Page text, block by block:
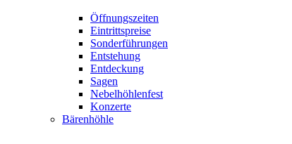
Öffnungszeiten
Eintrittspreise
Sonderführungen
Entstehung
Entdeckung
Sagen
Nebelhöhlenfest
Konzerte
Bärenhöhle